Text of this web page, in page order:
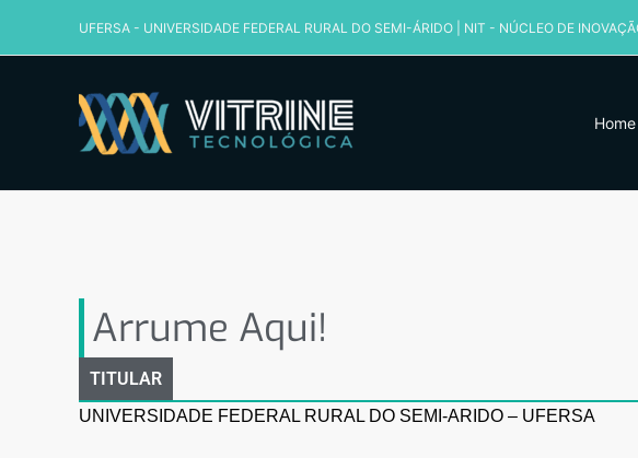
UFERSA - UNIVERSIDADE FEDERAL RURAL DO SEMI-ÁRIDO NIT - NÚCLEO DE
Home
Arrume Aqui!
TITULAR
UNIVERSIDADE FEDERAL RURAL DO SEMI-ARIDO – UFERSA